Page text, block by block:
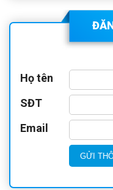
Họ tên
SĐT
Email
GỬI